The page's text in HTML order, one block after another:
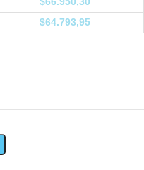
$64.793,95